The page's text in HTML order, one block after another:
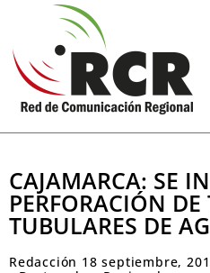
CAJAMARCA: SE
PERFORACIÓN DE
TUBULARES DE
Redacción 18 septiembre,